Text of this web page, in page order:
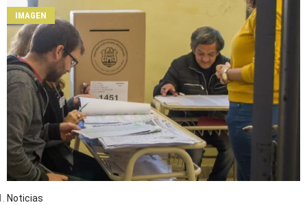
DEPORTES
ESPECTACULOS
INTERNACIONALES
IMAGEN
Noticias